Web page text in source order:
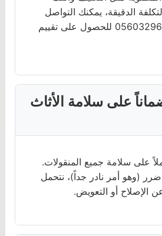
الدقيقة، يمكنك التواصل
معنا على الرقم 0560329696 للحصول على تقييم
على سلامة الأثاث
على سلامة جميع المنقولات.
(وهو أمر نادر جداً)، نتحمل
الإصلاح أو التعويض.